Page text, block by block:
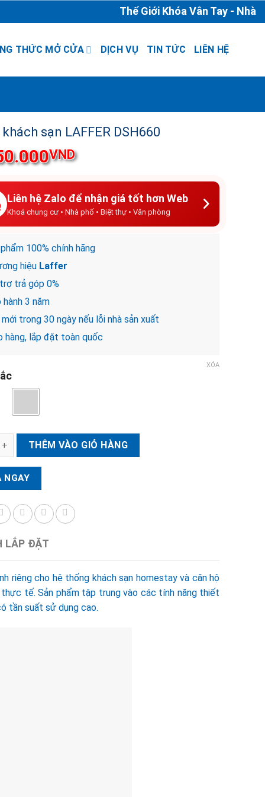
Thế Giới Khóa Vân Tay - Nhà
THỨC MỞ CỬA DỊCH VỤ TIN TỨC LIÊN HỆ
sạn LAFFER DSH660
VND
Liên hệ Zalo để nhận giá tốt hơn Web
Khoá chung cư • Nhà phố • Biệt thự • Văn phòng
100% chính hãng
hiệu Laffer
trả góp 0%
hành 3 năm
trong 30 ngày nếu lỗi nhà sản xuất
hàng, lắp đặt toàn quốc
XÓA
sạn LAFFER DSH660 số lượng
THÊM VÀO GIỎ HÀNG
NGAY
LẮP ĐẶT
riêng cho hệ thống khách sạn homestay và căn hộ
tế. Sản phẩm tập trung vào các tính năng thiết
tần suất sử dụng cao.